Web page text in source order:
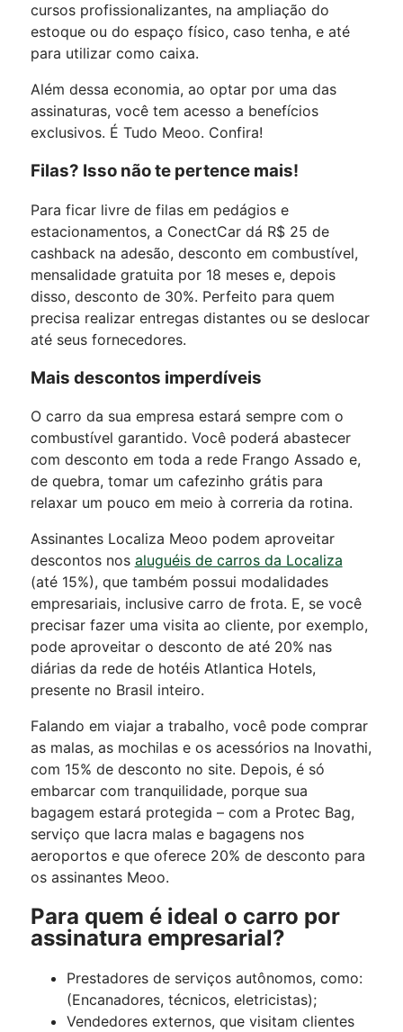
cursos profissionalizantes, na ampliação do
estoque ou do espaço físico, caso tenha, e até
para utilizar como caixa.
Além dessa economia, ao optar por uma das
assinaturas, você tem acesso a benefícios
exclusivos. É Tudo Meoo. Confira!
Filas? Isso não te pertence mais!
Para ficar livre de filas em pedágios e
estacionamentos, a ConectCar dá R$ 25 de
cashback na adesão, desconto em combustível,
mensalidade gratuita por 18 meses e, depois
disso, desconto de 30%. Perfeito para quem
precisa realizar entregas distantes ou se deslocar
até seus fornecedores.
Mais descontos imperdíveis
O carro da sua empresa estará sempre com o
combustível garantido. Você poderá abastecer
com desconto em toda a rede Frango Assado e,
de quebra, tomar um cafezinho grátis para
relaxar um pouco em meio à correria da rotina.
Assinantes Localiza Meoo podem aproveitar
descontos nos aluguéis de carros da Localiza
(até 15%), que também possui modalidades
empresariais, inclusive carro de frota. E, se você
precisar fazer uma visita ao cliente, por exemplo,
pode aproveitar o desconto de até 20% nas
diárias da rede de hotéis Atlantica Hotels,
presente no Brasil inteiro.
Falando em viajar a trabalho, você pode comprar
as malas, as mochilas e os acessórios na Inovathi,
com 15% de desconto no site. Depois, é só
embarcar com tranquilidade, porque sua
bagagem estará protegida – com a Protec Bag,
serviço que lacra malas e bagagens nos
aeroportos e que oferece 20% de desconto para
os assinantes Meoo.
Para quem é ideal o carro por
assinatura empresarial?
Prestadores de serviços autônomos, como:
(Encanadores, técnicos, eletricistas);
Vendedores externos, que visitam clientes